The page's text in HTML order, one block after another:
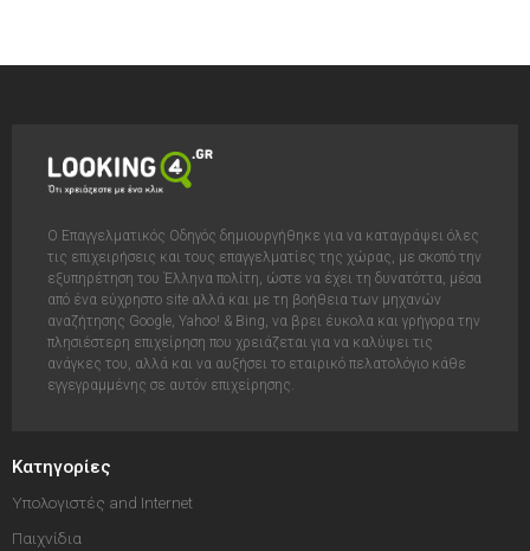
Ο Επαγγελματικός Οδηγός δημιουργήθηκε για να καταγράψει όλες
τις επιχειρήσεις και τους επαγγελματίες της χώρας, με σκοπό την
εξυπηρέτηση του Έλληνα πολίτη, ώστε να έχει τη δυνατόττα, μέσα
από ένα εύχρηστο site αλλά και με τη βοήθεια των μηχανών
αναζήτησης Google, Yahoo! & Bing, να βρει έυκολα και γρήγορα την
πλησιέστερη επιχείρηση που χρειάζεται για να καλύψει τις
ανάγκες του, αλλά και να αυξήσει το εταιρικό πελατολόγιο κάθε
εγγεγραμμένης σε αυτόν επιχείρησης.
Κατηγορίες
Υπολογιστές and Internet
Παιχνίδια